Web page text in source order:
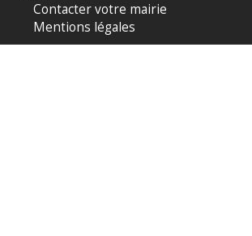
Contacter votre mairie
Mentions légales